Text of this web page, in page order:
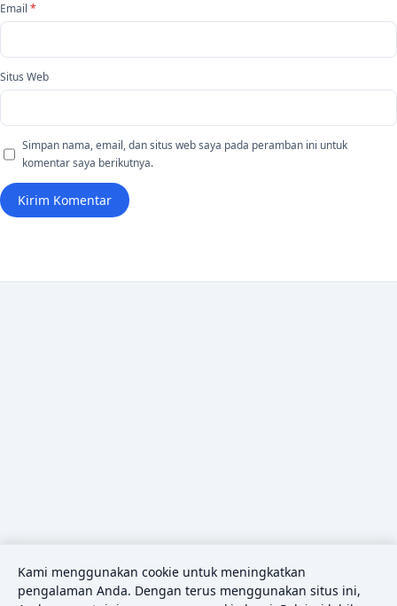
Email *
Situs Web
Simpan nama, email, dan situs web saya pada peramban ini untuk
komentar saya berikutnya.
Kami menggunakan cookie untuk meningkatkan
pengalaman Anda. Dengan terus menggunakan situs ini,